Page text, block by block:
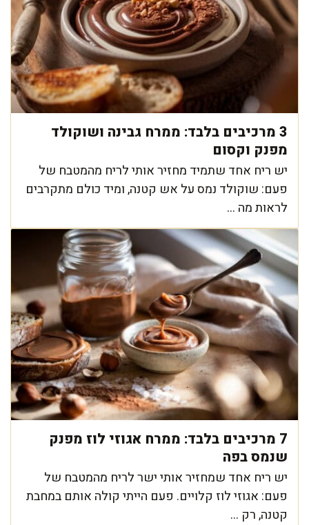
3 מרכיבים בלבד: ממרח גבינה ושוקולד
מפנק וקסום
יש ריח אחד שתמיד מחזיר אותי לריח מהמטבח של
פעם: שוקולד נמס על אש קטנה, ומיד כולם מתקרבים
לראות מה ...
7 מרכיבים בלבד: ממרח אגוזי לוז מפנק
שנמס בפה
יש ריח אחד שמחזיר אותי ישר לריח מהמטבח של
פעם: אגוזי לוז קלויים. פעם הייתי קולה אותם במחבת
קטנה, רק ...